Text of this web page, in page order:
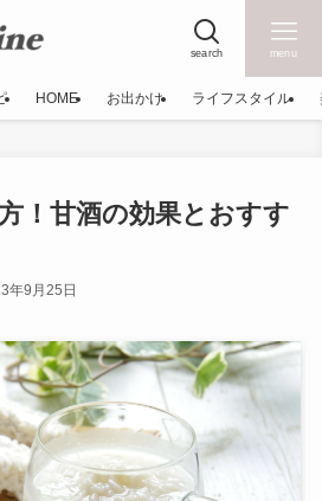
search menu
HOME お出かけ ライフスタイル
！甘酒の効果とおすす
年9月25日